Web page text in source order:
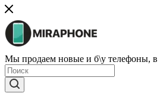
Мы продаем новые и б\у телефоны,